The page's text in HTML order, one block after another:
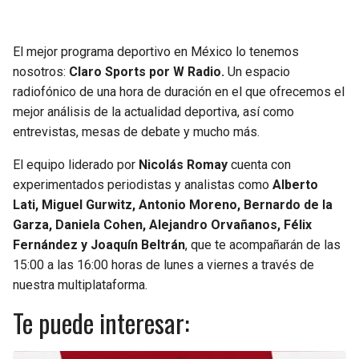
TITANS
COWBOYS
GIANTS
EAGLES
COMMANDERS
CARDINALS
WARRIORS
CLIPPERS
LAKERS
SUNS
KINGS
MAVERICKS
El mejor programa deportivo en México lo tenemos
nosotros: Claro Sports por W Radio. Un espacio
radiofónico de una hora de duración en el que ofrecemos el
mejor análisis de la actualidad deportiva, así como
entrevistas, mesas de debate y mucho más.
El equipo liderado por Nicolás Romay cuenta con
experimentados periodistas y analistas como Alberto
Lati, Miguel Gurwitz, Antonio Moreno, Bernardo de la
Garza, Daniela Cohen, Alejandro Orvañanos, Félix
Fernández y Joaquín Beltrán, que te acompañarán de las
15:00 a las 16:00 horas de lunes a viernes a través de
nuestra multiplataforma.
Te puede interesar: